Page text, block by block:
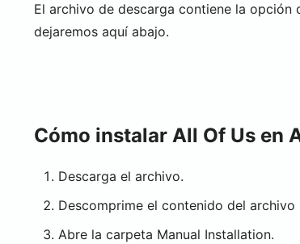
El archivo de descarga contiene la
dejaremos aquí abajo.
Cómo instalar All Of Us en
Descarga el archivo.
Descomprime el contenido del archivo
Abre la carpeta Manual Installation.